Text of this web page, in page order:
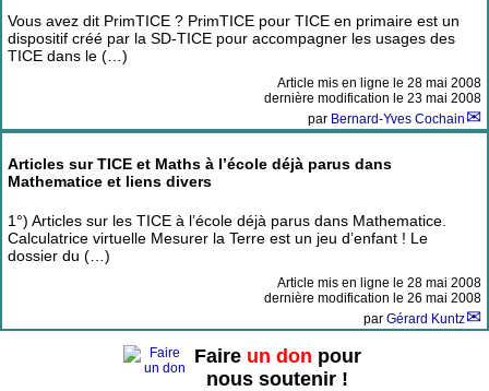
Vous avez dit PrimTICE ? PrimTICE pour TICE en primaire est un
dispositif créé par la SD-TICE pour accompagner les usages des
TICE dans le (…)
Article mis en ligne le 28 mai 2008
dernière modification le 23 mai 2008
par Bernard-Yves Cochain
Articles sur TICE et Maths à l’école déjà parus dans
Mathematice et liens divers
1°) Articles sur les TICE à l’école déjà parus dans Mathematice.
Calculatrice virtuelle Mesurer la Terre est un jeu d’enfant ! Le
dossier du (…)
Article mis en ligne le 28 mai 2008
dernière modification le 26 mai 2008
par Gérard Kuntz
Faire un don pour
nous soutenir !